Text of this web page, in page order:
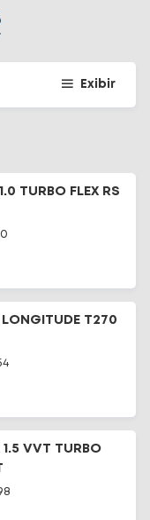
Exibir
TURBO FLEX RS
T270
VVT TURBO
Catarina -